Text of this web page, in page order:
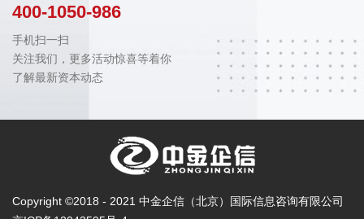
400-1050-986
手机扫一扫
关注我们，更多活动惊喜等着你
了解最新资本动态
Copyright ©2018 - 2021 中金企信（北京）国际信息咨询有限公司